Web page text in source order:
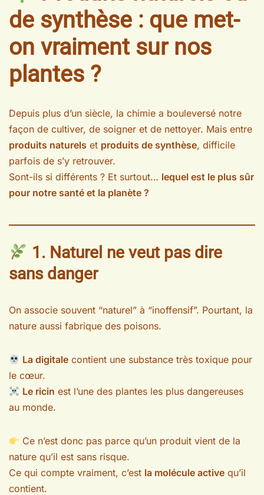
de synthèse : que met-
on vraiment sur nos
plantes ?
Depuis plus d’un siècle, la chimie a bouleversé notre
façon de cultiver, de soigner et de nettoyer. Mais entre
produits naturels et produits de synthèse, difficile
parfois de s’y retrouver.
Sont-ils si différents ? Et surtout… lequel est le plus sûr
pour notre santé et la planète ?
1. Naturel ne veut pas dire
sans danger
On associe souvent “naturel” à “inoffensif”. Pourtant, la
nature aussi fabrique des poisons.
La digitale contient une substance très toxique pour
le cœur.
Le ricin est l’une des plantes les plus dangereuses
au monde.
Ce n’est donc pas parce qu’un produit vient de la
nature qu’il est sans risque.
Ce qui compte vraiment, c’est la molécule active qu’il
contient.